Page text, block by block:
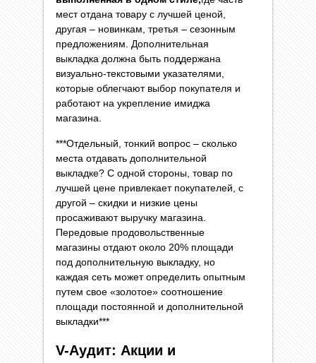
мест отдана товару с лучшей ценой,
другая – новинкам, третья – сезонным
предложениям. Дополнительная
выкладка должна быть поддержана
визуально-текстовыми указателями,
которые облегчают выбор покупателя и
работают на укрепление имиджа
магазина.
***Отдельный, тонкий вопрос – сколько
места отдавать дополнительной
выкладке? С одной стороны, товар по
лучшей цене привлекает покупателей, с
другой – скидки и низкие цены
просаживают выручку магазина.
Передовые продовольственные
магазины отдают около 20% площади
под дополнительную выкладку, но
каждая сеть может определить опытным
путем свое «золотое» соотношение
площади постоянной и дополнительной
выкладки***
V-Аудит: Акции и